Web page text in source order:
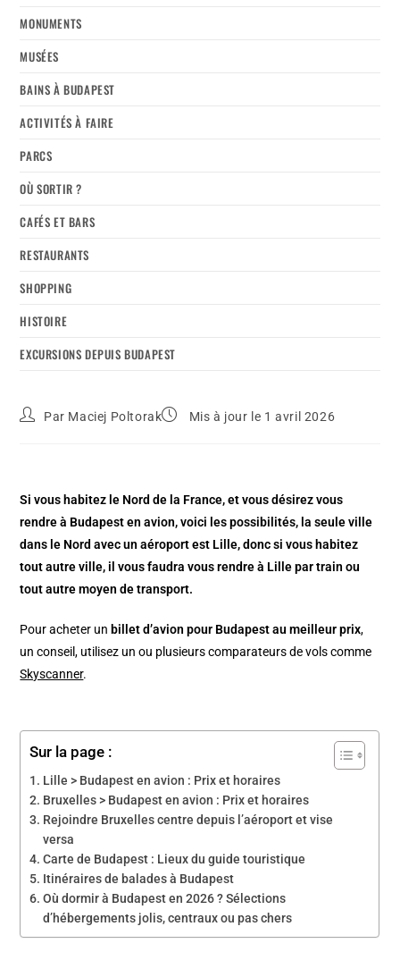
MONUMENTS
MUSÉES
BAINS À BUDAPEST
ACTIVITÉS À FAIRE
PARCS
OÙ SORTIR ?
CAFÉS ET BARS
RESTAURANTS
SHOPPING
HISTOIRE
EXCURSIONS DEPUIS BUDAPEST
Par Maciej Poltorak Mis à jour le 1 avril 2026
Si vous habitez le Nord de la France, et vous désirez vous
rendre à Budapest en avion, voici les possibilités, la seule ville
dans le Nord avec un aéroport est Lille, donc si vous habitez
tout autre ville, il vous faudra vous rendre à Lille par train ou
tout autre moyen de transport.
Pour acheter un billet d’avion pour Budapest au meilleur prix,
un conseil, utilisez un ou plusieurs comparateurs de vols comme
Skyscanner.
Sur la page :
Lille > Budapest en avion : Prix et horaires
Bruxelles > Budapest en avion : Prix et horaires
Rejoindre Bruxelles centre depuis l’aéroport et vise
versa
Carte de Budapest : Lieux du guide touristique
Itinéraires de balades à Budapest
Où dormir à Budapest en 2026 ? Sélections
d’hébergements jolis, centraux ou pas chers